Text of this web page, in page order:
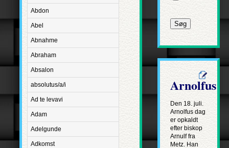
Abdon
Abel
Abnahme
Abraham
Absalon
absolutus/a/i
Ad te levavi
Adam
Adelgunde
Adkomst
Søg
Arnolfus
Den 18. juli.
Arnolfus dag
er opkaldt
efter biskop
Arnulf fra
Metz. Han